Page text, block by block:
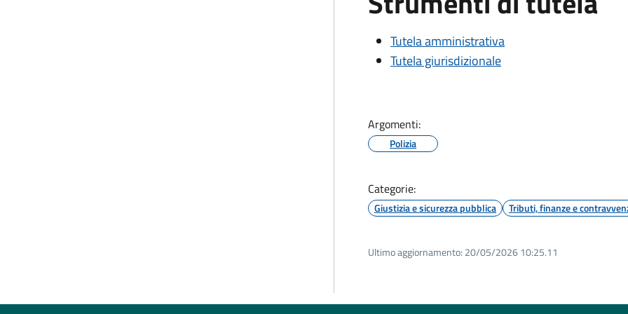
Tutela amministrativa
Tutela giurisdizionale
Argomenti:
Polizia
Categorie:
Giustizia e sicurezza pubblica Tributi, finanze e
Ultimo aggiornamento: 20/05/2026 10:25.11